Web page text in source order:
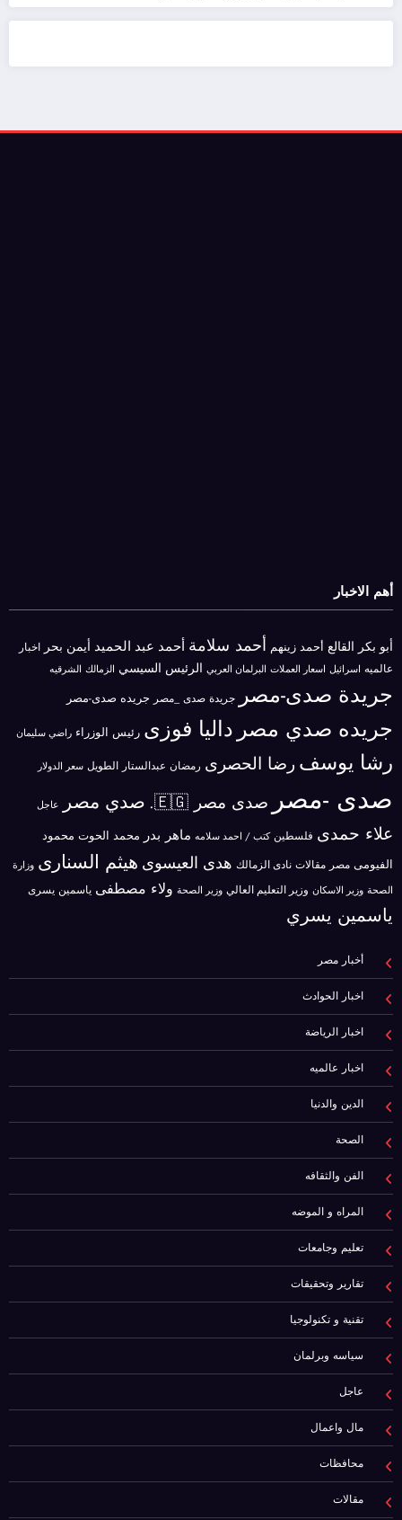
أهم الاخبار
أبو بكر القالع أحمد زينهم أحمد سلامة أحمد عبد الحميد أيمن بحر اخبار
عالميه اسرائيل اسعار العملات البرلمان العربي الرئيس السيسي الزمالك الشرقيه
جريدة صدى-مصر جريدة صدى _مصر جريده صدى-مصر
جريده صدي مصر داليا فوزى رئيس الوزراء راضي سليمان
رشا يوسف رضا الحصرى رمضان عبدالستار الطويل سعر الدولار
صدى -مصر صدى مصر 🇪🇬. صدي مصر عاجل
علاء حمدى فلسطين كتب / احمد سلامه ماهر بدر محمد الحوت محمود
الفيومى مصر مقالات نادى الزمالك هدى العيسوى هيثم السنارى وزارة
الصحة وزير الاسكان وزير التعليم العالي وزير الصحة ولاء مصطفى ياسمين يسرى
ياسمين يسري
أخبار مصر
اخبار الحوادث
اخبار الرياضة
اخبار عالميه
الدين والدنيا
الصحة
الفن والثقافه
المراه و الموضه
تعليم وجامعات
تقارير وتحقيقات
تقنية و تكنولوجيا
سياسه وبرلمان
عاجل
مال واعمال
محافظات
مقالات